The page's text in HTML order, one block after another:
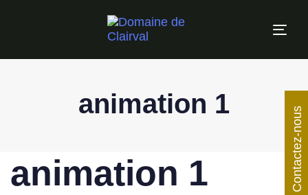
animation 1
animation 1 Contactez-nous